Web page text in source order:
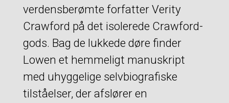
verdensberømte forfatter Verity
Crawford på det isolerede Crawford-
gods. Bag de lukkede døre finder
Lowen et hemmeligt manuskript
med uhyggelige selvbiografiske
tilståelser, der afslører en